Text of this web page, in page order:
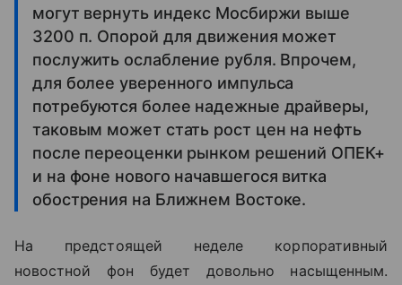
могут вернуть индекс Мосбиржи выше
3200 п. Опорой для движения может
послужить ослабление рубля. Впрочем,
для более уверенного импульса
потребуются более надежные драйверы,
таковым может стать рост цен на нефть
после переоценки рынком решений ОПЕК+
и на фоне нового начавшегося витка
обострения на Ближнем Востоке.
На предстоящей неделе корпоративный
новостной фон будет довольно насыщенным.